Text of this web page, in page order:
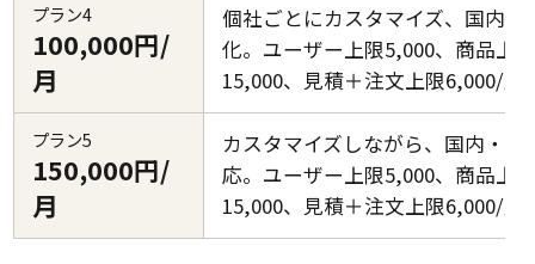
プラン4
100,000円/
月
個社ごとにカスタマイズ、国内対
化。ユーザー上限5,000、商品上
15,000、見積＋注文上限6,000/月
プラン5
150,000円/
月
カスタマイズしながら、国内・越
応。ユーザー上限5,000、商品上
15,000、見積＋注文上限6,000/月